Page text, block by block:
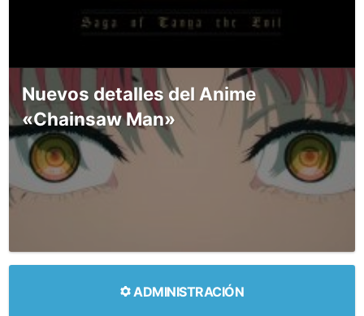
Nuevos detalles del Anime
«Chainsaw Man»
ADMINISTRACIÓN